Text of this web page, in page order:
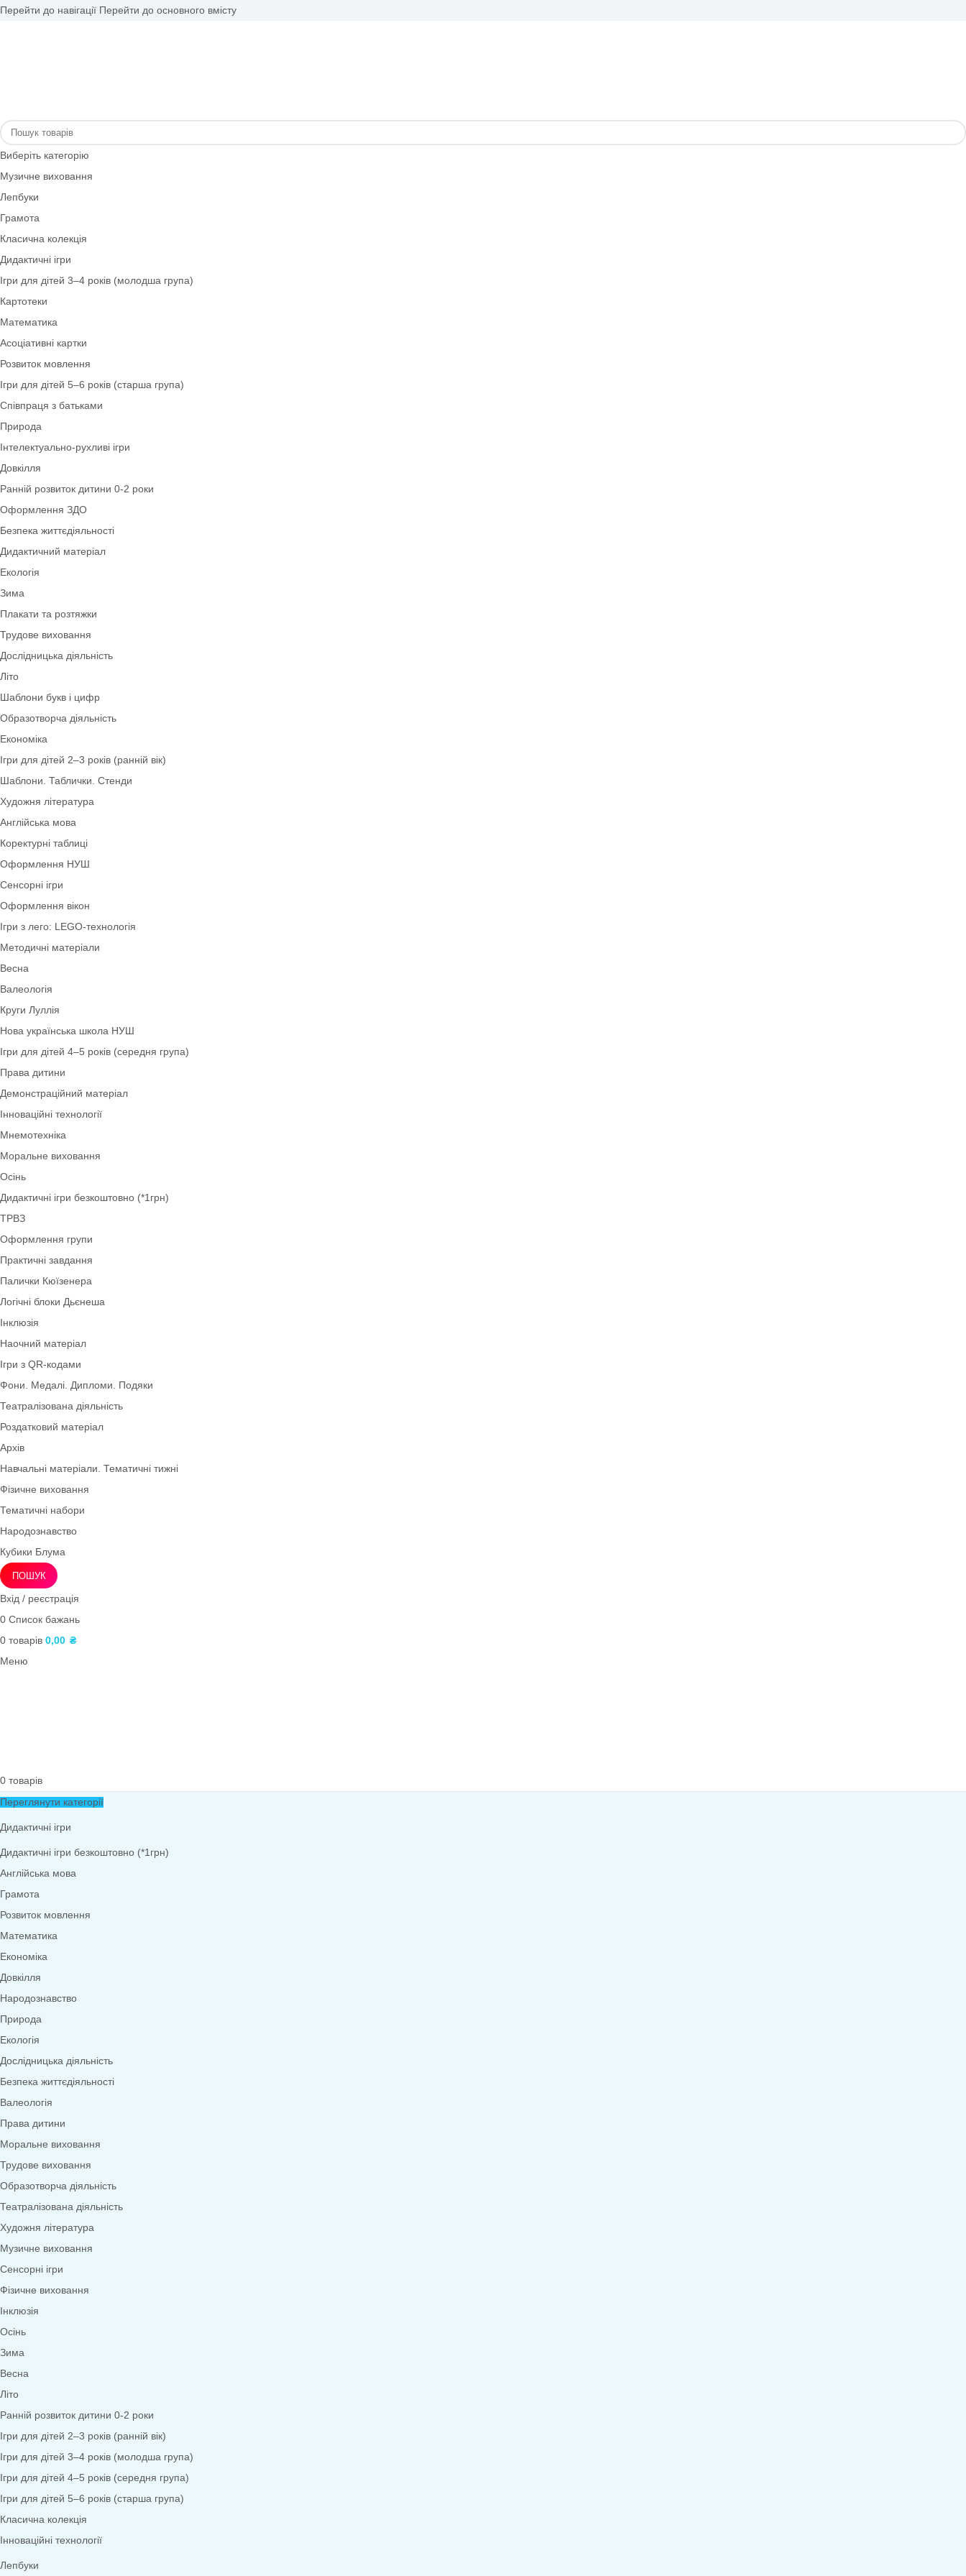
Перейти до навігаціїПерейти до основного вмісту
Виберіть категорію
Лепбуки
Грамота
Класична колекція
Дидактичні ігри
Математика
Асоціативні картки
Розвиток мовлення
Ігри для дітей 5–6 років (старша група)
Співпраця з батьками
Інтелектуально-рухливі ігри
Довкілля
Ранній розвиток дитини 0-2 роки
Оформлення ЗДО
Дидактичний матеріал
Екологія
Зима
Плакати та розтяжки
Літо
Шаблони букв і цифр
Образотворча діяльність
Економіка
Ігри для дітей 2–3 років (ранній вік)
Художня література
Англійська мова
Коректурні таблиці
Оформлення НУШ
Оформлення вікон
Ігри з лего: LEGO-технологія
Методичні матеріали
Весна
Валеологія
Нова українська школа НУШ
Ігри для дітей 4–5 років (середня група)
Права дитини
Демонстраційний матеріал
Інноваційні технології
Моральне виховання
Осінь
Дидактичні ігри безкоштовно (*1грн)
ТРВЗ
Практичні завдання
Палички Кюїзенера
Логічні блоки Дьєнеша
Інклюзія
Наочний матеріал
Ігри з QR-кодами
Театралізована діяльність
Тематичні набори
Народознавство
Кубики Блума
ПОШУК
Вхід / реєстрація
0
Меню
Переглянути категорії
Дидактичні ігри
Дидактичні ігри безкоштовно (*1грн)
Англійська мова
Грамота
Розвиток мовлення
Математика
Довкілля
Народознавство
Природа
Екологія
Дослідницька діяльність
Валеологія
Права дитини
Моральне виховання
Трудове виховання
Образотворча діяльність